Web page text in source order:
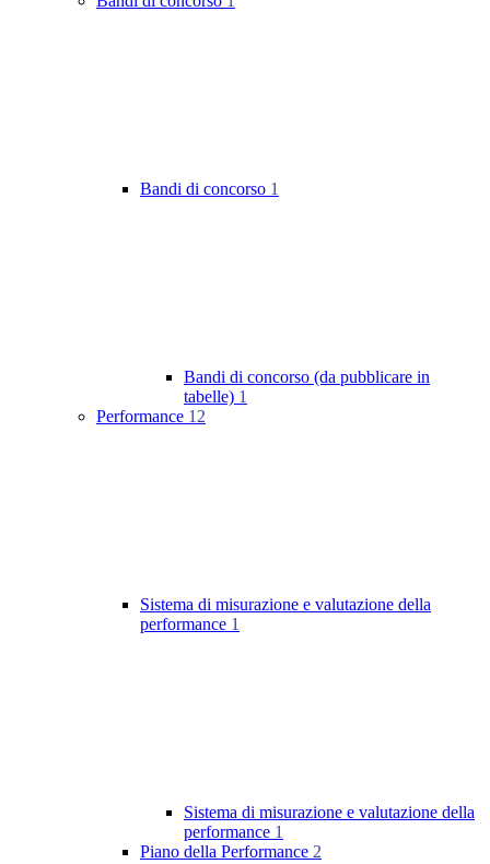
Bandi di concorso 1
Bandi di concorso (da pubblicare in
tabelle) 1
Performance 12
Sistema di misurazione e valutazione della
performance 1
Sistema di misurazione e valutazione della
performance 1
Piano della Performance 2